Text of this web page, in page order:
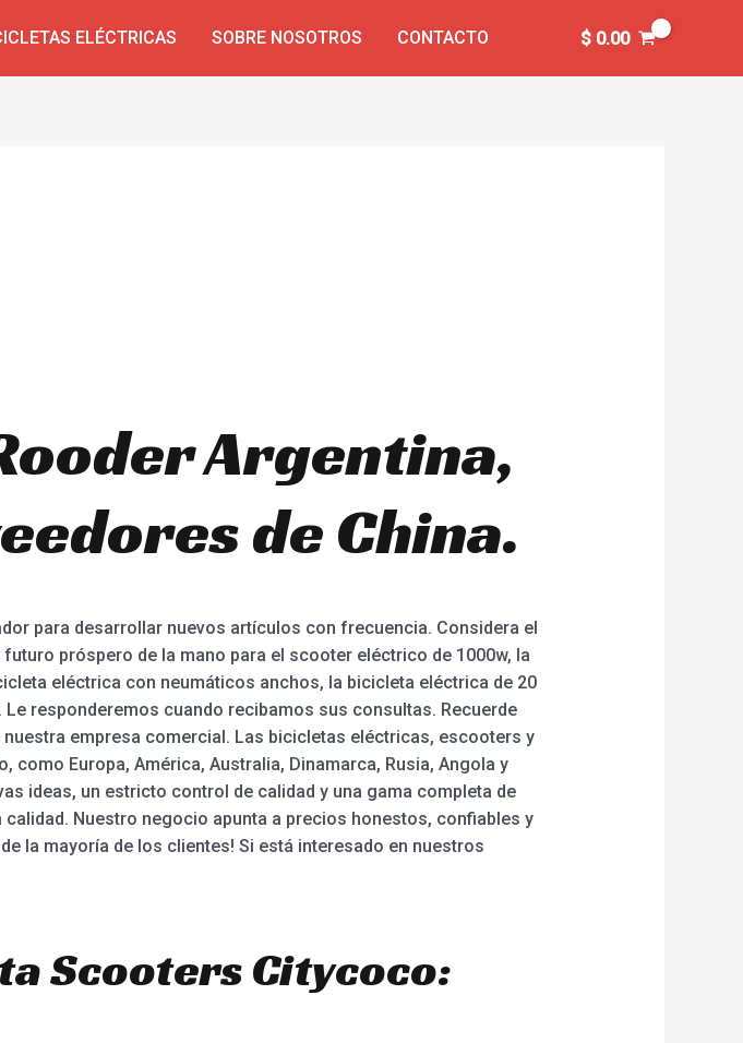
ELÉCTRICAS SOBRE NOSOTROS CONTACTO $0.00
Argentina,
de China.
para desarrollar nuevos artículos con frecuencia. Considera el
próspero de la mano para el scooter eléctrico de 1000w, la
eléctrica con neumáticos anchos, la bicicleta eléctrica de 20
responderemos cuando recibamos sus consultas. Recuerde
empresa comercial. Las bicicletas eléctricas, escooters y
Europa, América, Australia, Dinamarca, Rusia, Angola y
ideas, un estricto control de calidad y una gama completa de
Nuestro negocio apunta a precios honestos, confiables y
la mayoría de los clientes! Si está interesado en nuestros
Scooters Citycoco: